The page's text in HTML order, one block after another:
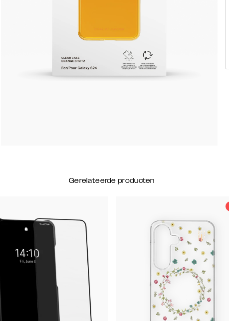
Gerelateerde producten